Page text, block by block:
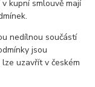
kupní smlouvě mají
nedílnou součástí
jsou
uzavřít v českém